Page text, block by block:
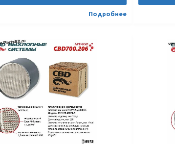
104.120.600E5-B
4610121392913
Подробнее
Модель